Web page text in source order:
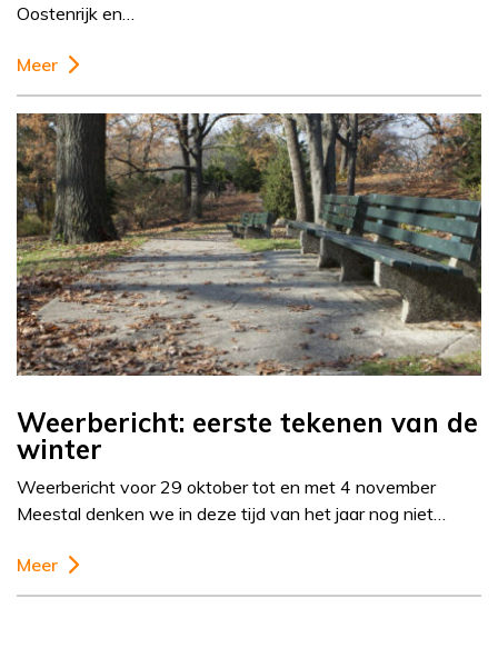
Oostenrijk en…
Meer
Weerbericht: eerste tekenen van de
winter
Weerbericht voor 29 oktober tot en met 4 november
Meestal denken we in deze tijd van het jaar nog niet…
Meer